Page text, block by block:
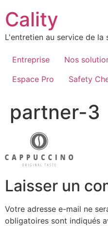
au
contenu
Cality
L'entretien au service de la
Entreprise Nos
Espace Pro
Safety
partner-3
Laisser un
Votre adresse e-mail ne
obligatoires sont indiqués